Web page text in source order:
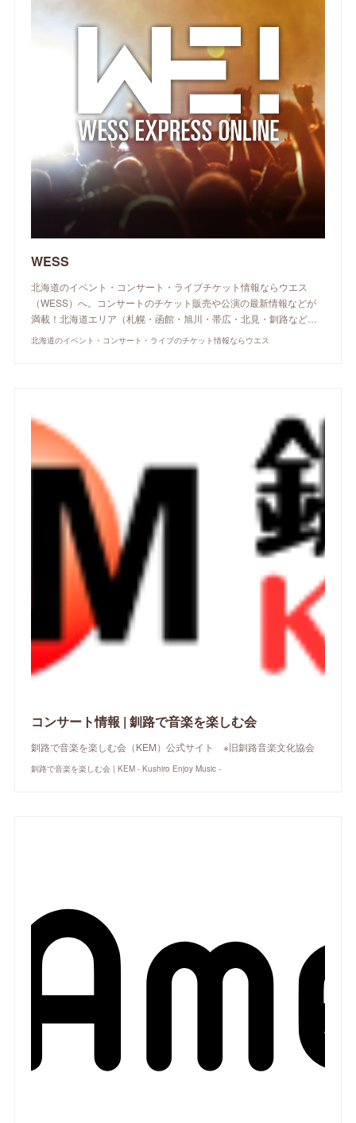
WESS
北海道のイベント・コンサート・ライブチケット情報ならウエス
（WESS）へ。コンサートのチケット販売や公演の最新情報などが
満載！北海道エリア（札幌・函館・旭川・帯広・北見・釧路など…
北海道のイベント・コンサート・ライブのチケット情報ならウエス
コンサート情報 | 釧路で音楽を楽しむ会
釧路で音楽を楽しむ会（KEM）公式サイト ※旧釧路音楽文化協会
釧路で音楽を楽しむ会 | KEM - Kushiro Enjoy Music -